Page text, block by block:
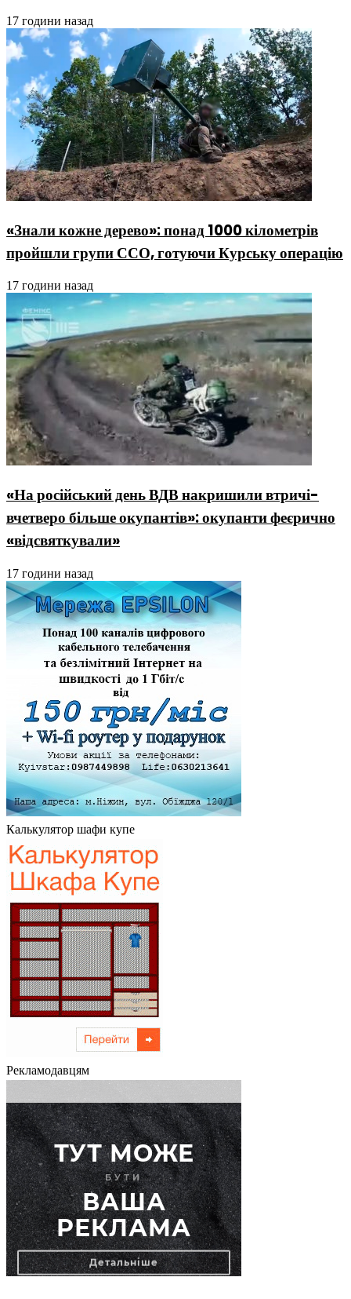
17 години назад
«Знали кожне дерево»: понад 1000 кілометрів
пройшли групи ССО, готуючи Курську операцію
17 години назад
«На російський день ВДВ накришили втричі-
вчетверо більше окупантів»: окупанти феєрично
«відсвяткували»
17 години назад
Калькулятор шафи купе
Рекламодавцям